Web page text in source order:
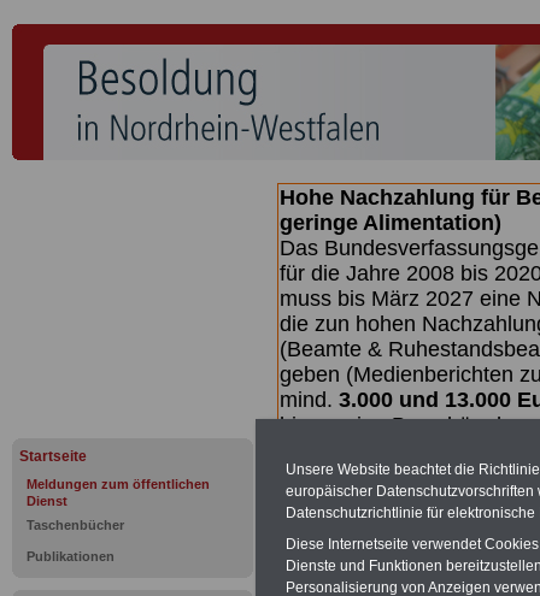
Startseite
Meldungen zum öffentlichen
Dienst
Taschenbücher
Publikationen
Hohe Nachzahlung für
geringe Alimentation)
Das
für die Jahre 2008 bis
muss bis März 2027 eine
die zun hohen
(Beamte &
geben (Medienberichten
mind. 3.000 und 13.000
hierzu eine Broschüre
Quartal.2026) >>>
zur
Meldung
Unsere Website beachtet die
europäischer
Datenschutzrichtlinie für
Diese Internetseite verwendet
Dienste und Funktionen
Personalisierung von Anzeigen